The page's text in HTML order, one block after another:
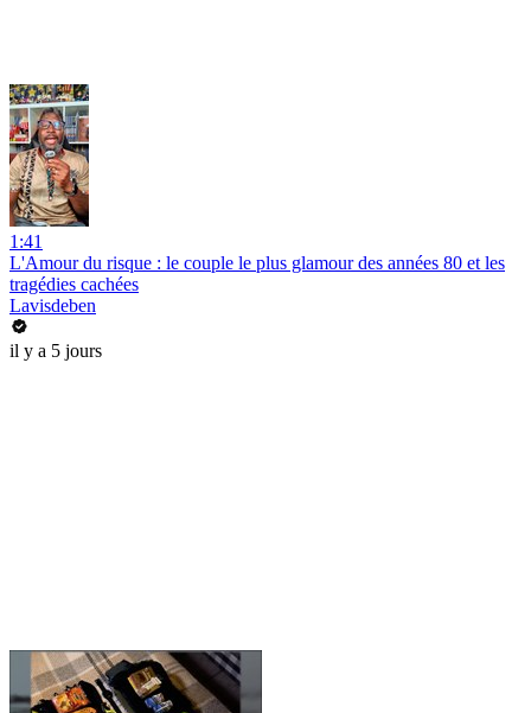
1:41
L'Amour du risque : le couple le plus glamour des années 80 et les
tragédies cachées
Lavisdeben
il y a 5 jours